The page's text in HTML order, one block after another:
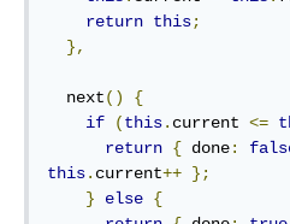
return this;
},
  next
()
{
if
(this. current <=
return { done:
this. current++ };
}
else {